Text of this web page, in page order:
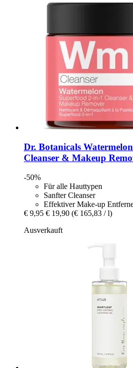
Dr. Botanicals
Cleanser & Makeup
-50%
Für alle Hauttypen
Sanfter Cleanser
Effektiver Make-up
€ 9,95 € 19,90 (€ 165,83 / l)
Ausverkauft